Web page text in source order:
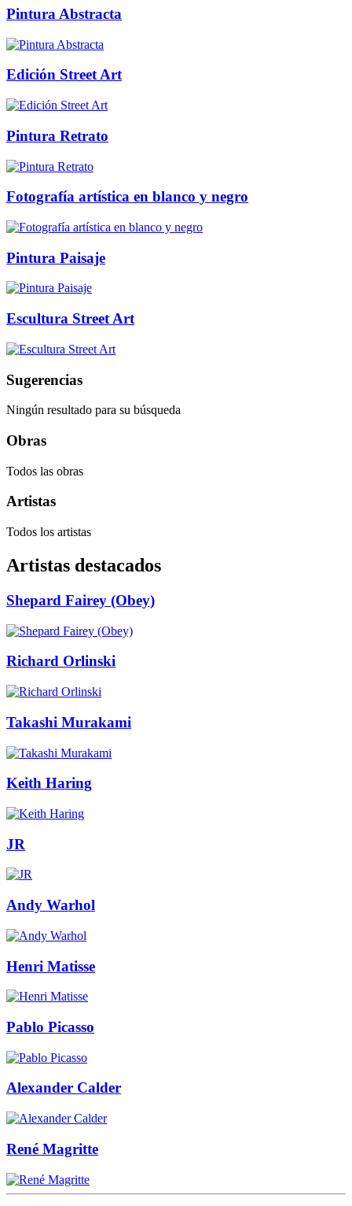
Pintura Abstracta
Edición Street Art
Pintura Retrato
Fotografía artística en blanco y negro
Pintura Paisaje
Escultura Street Art
Sugerencias
Ningún resultado para su búsqueda
Obras
Todos las obras
Artistas
Todos los artistas
Artistas destacados
Shepard Fairey (Obey)
Richard Orlinski
Takashi Murakami
Keith Haring
JR
Andy Warhol
Henri Matisse
Pablo Picasso
Alexander Calder
René Magritte